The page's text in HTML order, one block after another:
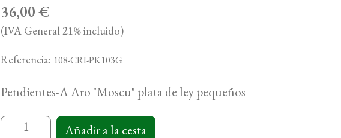
36,00 €
(IVA General 21% incluido)
Referencia: 108-CRI-PK103G
Pendientes-A Aro "Moscu" plata de ley pequeños
Añadir a la cesta